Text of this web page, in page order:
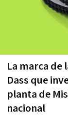
La marca de
Dass que
planta de
nacional